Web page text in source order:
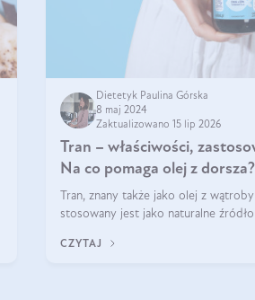
Dietetyk Paulina Górska
8 maj 2024
Zaktualizowano 15 lip 2026
Tran – właściwości,
Na co pomaga olej z dorsza?
Tran, znany także jako olej z
stosowany jest jako naturalne
niezastąpiony dla utr
CZYTAJ